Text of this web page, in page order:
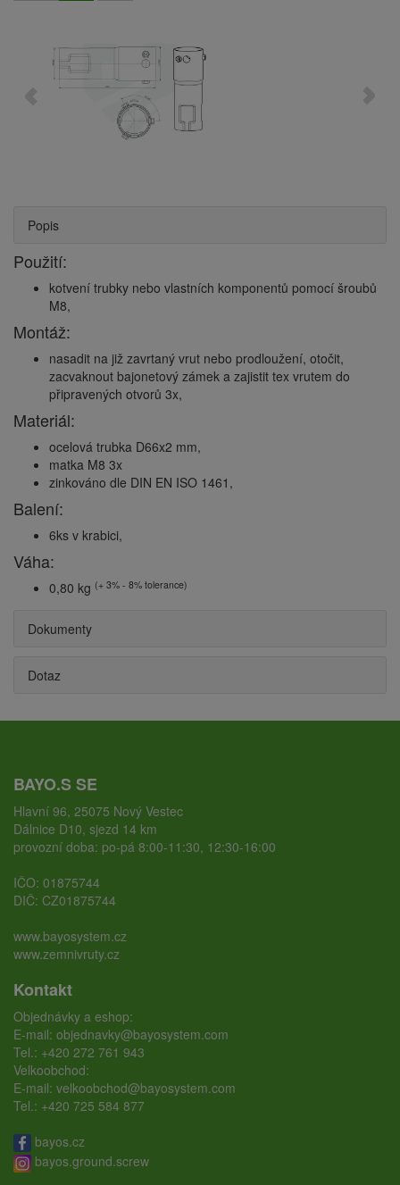
Popis
Použití:
kotvení trubky nebo vlastních komponentů pomocí šroubů
M8,
Montáž:
nasadit na již zavrtaný vrut nebo prodloužení, otočit,
zacvaknout bajonetový zámek a zajistit tex vrutem do
připravených otvorů 3x,
Materiál:
ocelová trubka D66x2 mm,
matka M8 3x
zinkováno dle DIN EN ISO 1461,
Balení:
6ks v krabici,
Váha:
0,80 kg (+ 3% - 8% tolerance)
Dokumenty
Dotaz
BAYO.S SE
Hlavní 96, 25075 Nový Vestec
Dálnice D10, sjezd 14 km
provozní doba: po-pá 8:00-11:30, 12:30-16:00
IČO: 01875744
DIČ: CZ01875744
www.bayosystem.cz
www.zemnivruty.cz
Kontakt
Objednávky a eshop:
E-mail: objednavky@bayosystem.com
Tel.: +420 272 761 943
Velkoobchod:
E-mail: velkoobchod@bayosystem.com
Tel.: +420 725 584 877
bayos.cz
bayos.ground.screw